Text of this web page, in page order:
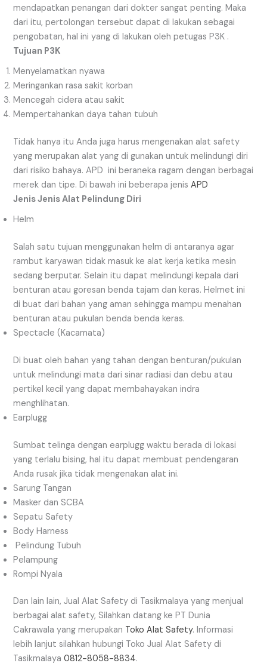
mendapatkan penangan dari dokter sangat penting. Maka
dari itu, pertolongan tersebut dapat di lakukan sebagai
pengobatan, hal ini yang di lakukan oleh petugas P3K .
Tujuan P3K
Menyelamatkan nyawa
Meringankan rasa sakit korban
Mencegah cidera atau sakit
Mempertahankan daya tahan tubuh
Tidak hanya itu Anda juga harus mengenakan alat safety
yang merupakan alat yang di gunakan untuk melindungi diri
dari risiko bahaya. APD ini beraneka ragam dengan berbagai
merek dan tipe. Di bawah ini beberapa jenisAPD
Jenis Jenis Alat Pelindung Diri
Helm
Salah satu tujuan menggunakan helm di antaranya agar
rambut karyawan tidak masuk ke alat kerja ketika mesin
sedang berputar. Selain itu dapat melindungi kepala dari
benturan atau goresan benda tajam dan keras. Helmet ini
di buat dari bahan yang aman sehingga mampu menahan
benturan atau pukulan benda benda keras.
Spectacle (Kacamata)
Di buat oleh bahan yang tahan dengan benturan/pukulan
untuk melindungi mata dari sinar radiasi dan debu atau
pertikel kecil yang dapat membahayakan indra
menghlihatan.
Earplugg
Sumbat telinga dengan earplugg waktu berada di lokasi
yang terlalu bising, hal itu dapat membuat pendengaran
Anda rusak jika tidak mengenakan alat ini.
Sarung Tangan
Masker dan SCBA
Sepatu Safety
Body Harness
Pelindung Tubuh
Pelampung
Rompi Nyala
Dan lain lain, Jual Alat Safety di Tasikmalaya yang menjual
berbagai alat safety, Silahkan datang ke PT Dunia
Cakrawala yang merupakan Toko Alat Safety. Informasi
lebih lanjut silahkan hubungi Toko Jual Alat Safety di
Tasikmalaya0812-8058-8834.